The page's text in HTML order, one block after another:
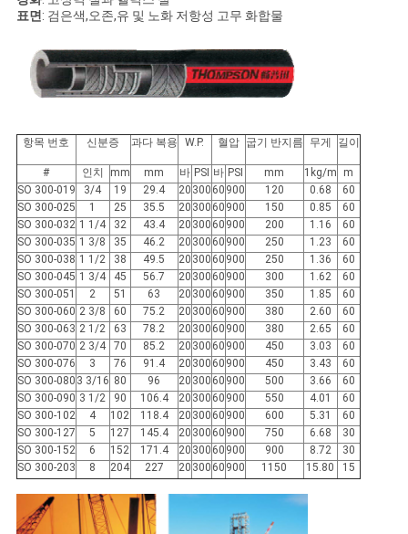
를
하
다
사
이
트
맵
PRIVACY
POLICY
표면: 검은색,오존,유 및 노화 저항성 고무 화합물
항목 번호 신분증 과다 복용 W.P. 혈압 굽기 반지름 무게 길이
# 인치 mm mm 바 PSI 바 PSI mm 1kg/m
m
SO 300-019
3/4 19 29.4 20 300 60 900 120 0.68
60
SO 300-025
1 25 35.5 20 300 60 900 150 0.85
60
SO 300-032 1 1/4 32 43.4 20 300 60 900 200 1.16
60
SO 300-035 1 3/8 35 46.2 20 300 60 900 250 1.23
60
SO 300-038 1 1/2 38 49.5 20 300 60 900 250 1.36
60
SO 300-045 1 3/4 45 56.7 20 300 60 900 300 1.62
60
SO 300-051
2 51 63 20 300 60 900 350 1.85
60
SO 300-060 2 3/8 60 75.2 20 300 60 900 380 2.60
60
SO 300-063 2 1/2 63 78.2 20 300 60 900 380 2.65
60
SO 300-070 2 3/4 70 85.2 20 300 60 900 450 3.03
60
SO 300-076
3 76 91.4 20 300 60 900 450 3.43
60
SO 300-080 3 3/16 80 96 20 300 60 900 500 3.66
60
SO 300-090 3 1/2 90 106.4 20 300 60 900 550 4.01
60
SO 300-102
4 102 118.4 20 300 60 900 600 5.31
60
SO 300-127
5 127 145.4 20 300 60 900 750 6.68
30
SO 300-152
6 152 171.4 20 300 60 900 900 8.72
30
SO 300-203
8 204 227 20 300 60 900 1150 15.80 15